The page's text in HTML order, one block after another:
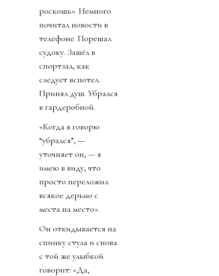
роскошь». Немного
почитал новости в
телефоне. Порешал
судоку. Зашёл в
спортзал, как
следует вспотел.
Принял душ. Убрался
в гардеробной.
«Когда я говорю
“убрался”, —
уточняет он, — я
имею в виду, что
просто переложил
всякое дерьмо с
места на место».
Он откидывается на
спинку стула и снова
с той же улыбкой
говорит: «Да,